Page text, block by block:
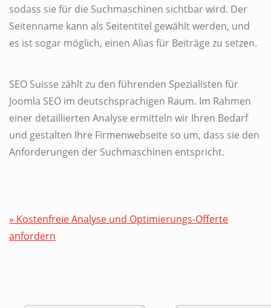
sodass sie für die Suchmaschinen sichtbar wird. Der
Seitenname kann als Seitentitel gewählt werden, und
es ist sogar möglich, einen Alias für Beiträge zu setzen.
SEO Suisse zählt zu den führenden Spezialisten für
Joomla SEO im deutschsprachigen Raum. Im Rahmen
einer detaillierten Analyse ermitteln wir Ihren Bedarf
und gestalten Ihre Firmenwebseite so um, dass sie den
Anforderungen der Suchmaschinen entspricht.
» Kostenfreie Analyse und Optimierungs-Offerte
anfordern